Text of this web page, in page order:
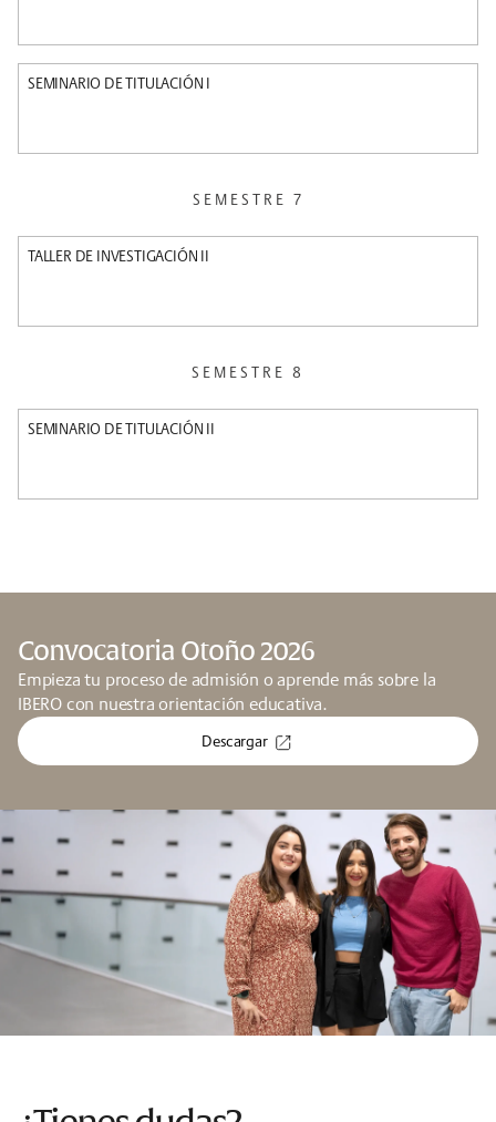
SEMINARIO DE TITULACIÓN I
SEMESTRE 7
TALLER DE INVESTIGACIÓN II
SEMESTRE 8
SEMINARIO DE TITULACIÓN II
Convocatoria Otoño 2026
Empieza tu proceso de admisión o aprende más sobre la
IBERO con nuestra orientación educativa.
Descargar